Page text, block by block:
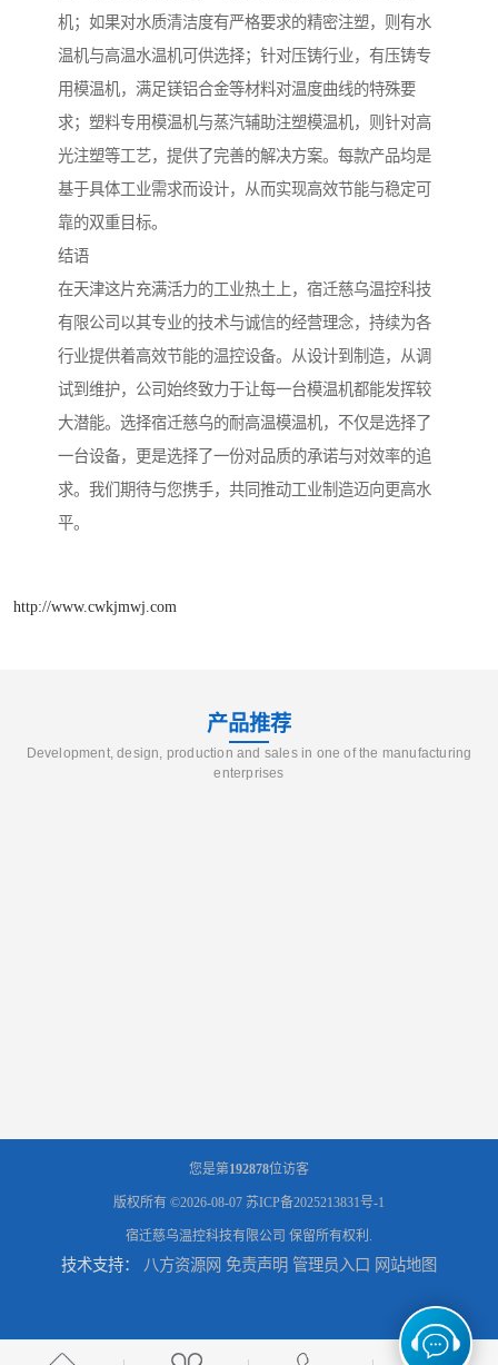
机；如果对水质清洁度有严格要求的精密注塑，则有水
温机与高温水温机可供选择；针对压铸行业，有压铸专
用模温机，满足镁铝合金等材料对温度曲线的特殊要
求；塑料专用模温机与蒸汽辅助注塑模温机，则针对高
光注塑等工艺，提供了完善的解决方案。每款产品均是
基于具体工业需求而设计，从而实现高效节能与稳定可
靠的双重目标。
结语
在天津这片充满活力的工业热土上，宿迁慈乌温控科技
有限公司以其专业的技术与诚信的经营理念，持续为各
行业提供着高效节能的温控设备。从设计到制造，从调
试到维护，公司始终致力于让每一台模温机都能发挥较
大潜能。选择宿迁慈乌的耐高温模温机，不仅是选择了
一台设备，更是选择了一份对品质的承诺与对效率的追
求。我们期待与您携手，共同推动工业制造迈向更高水
平。
http://www.cwkjmwj.com
产品推荐
Development, design, production and sales in one of the manufacturing
enterprises
您是第192878位访客
版权所有 ©2026-08-07 苏ICP备2025213831号-1
宿迁慈乌温控科技有限公司 保留所有权利.
技术支持： 八方资源网 免责声明 管理员入口 网站地图